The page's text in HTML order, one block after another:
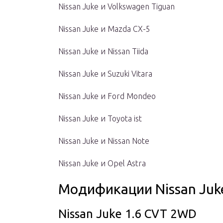
Nissan Juke и Volkswagen Tiguan
Nissan Juke и Mazda CX-5
Nissan Juke и Nissan Tiida
Nissan Juke и Suzuki Vitara
Nissan Juke и Ford Mondeo
Nissan Juke и Toyota ist
Nissan Juke и Nissan Note
Nissan Juke и Opel Astra
Модификации Nissan
Nissan Juke 1.6 CVT 2WD